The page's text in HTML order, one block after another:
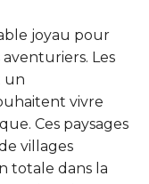
joyau pour
Les
un
vivre
Ces paysages
villages
totale dans la